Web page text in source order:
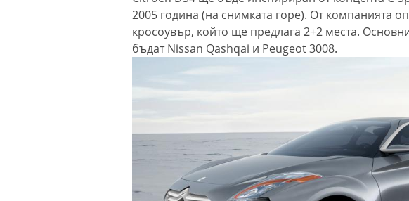
2005 гoдина (на снимката горе). От компанията
кросоувър, който ще предлага 2+2 места.
бъдат Nissan Qashqai и Peugeot 3008.